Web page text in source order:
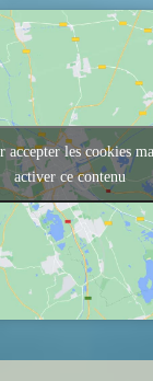
accepter les cookies
activer ce contenu